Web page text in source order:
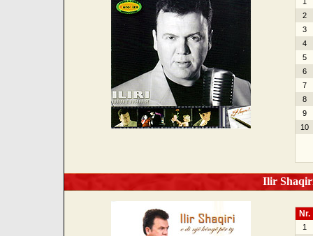
2
3
4
5
6
7
8
9
10
Ilir
Nr.
1